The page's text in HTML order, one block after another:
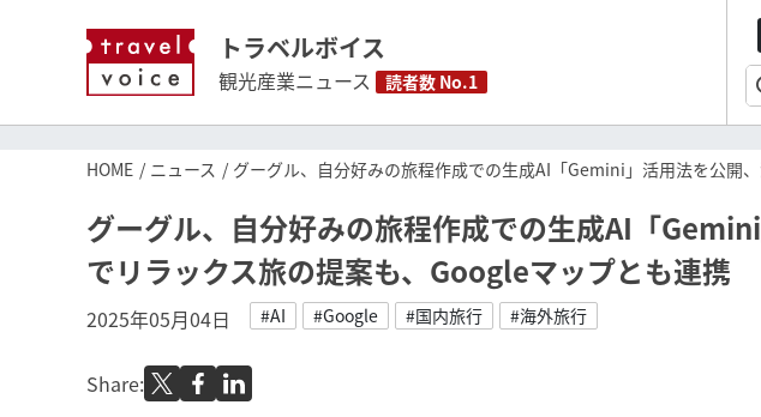
トラベルボイス
観光産業ニュース 読者数 No.1
HOME ニュース グーグル、自分好みの旅程作成での生成AI「Gemini」活用法を公開
グーグル、自分好みの旅程作成での生成AI「
でリラックス旅の提案も、Googleマップとも連携
2025年05月04日 #AI #Google #国内旅行 #海外旅行
Share: